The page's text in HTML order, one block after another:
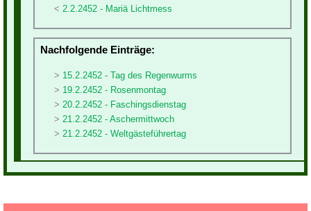
2.2.2452 - Mariä Lichtmess
Nachfolgende Einträge:
15.2.2452 - Tag des Regenwurms
19.2.2452 - Rosenmontag
20.2.2452 - Faschingsdienstag
21.2.2452 - Aschermittwoch
21.2.2452 - Weltgästeführertag